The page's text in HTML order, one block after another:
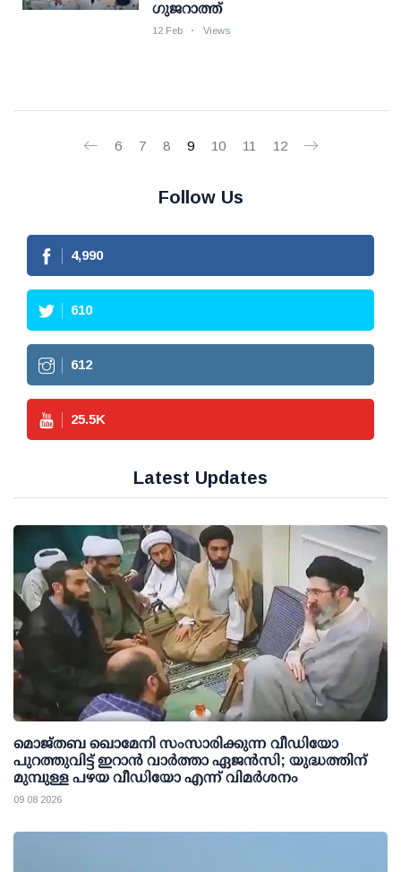
ഗുജറാത്ത്
12 Feb Views
6 7 8 9 10 11 12
Follow Us
4,990
610
612
25.5K
Latest Updates
മൊജ്തബ ഖൊമേനി സംസാരിക്കുന്ന വീഡിയോ
പുറത്തുവിട്ട് ഇറാന്‍ വാര്‍ത്താ ഏജന്‍സി; യുദ്ധത്തിന്
മുമ്പുള്ള പഴയ വീഡിയോ എന്ന് വിമര്‍ശനം
09 08 2026